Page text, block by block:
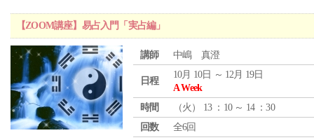
【ZOOM講座】易占入門「実占編」
講師 中嶋 真澄
日程
10月 10日 ～ 12月 19日
A Week
時間
（火 ） 13 ：10 ～ 14 ：30
回数
全6回